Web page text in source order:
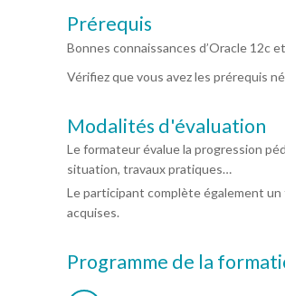
Prérequis
Bonnes connaissances d’Oracle 12c
Vérifiez que vous avez les prérequis
Modalités d'évaluation
Le formateur évalue la progression
situation, travaux pratiques…
Le participant complète également
acquises.
Programme de la